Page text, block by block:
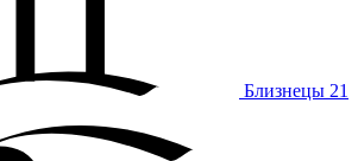
Близнецы 21